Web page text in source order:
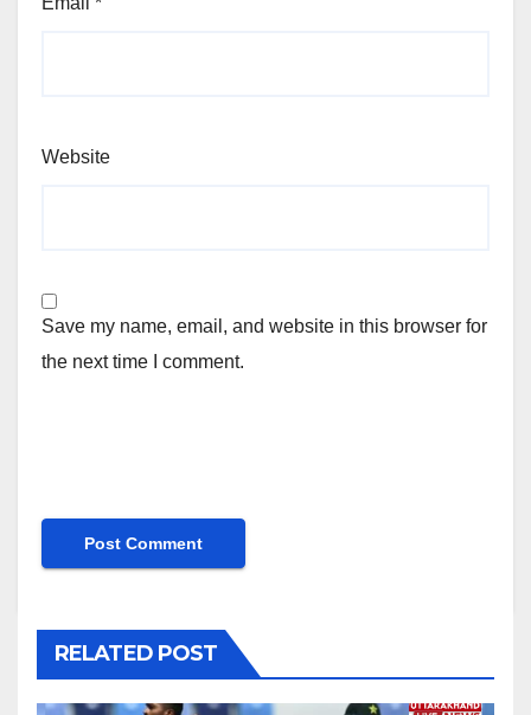
Website
Save my name, email, and website in this browser for
the next time I comment.
RELATED POST